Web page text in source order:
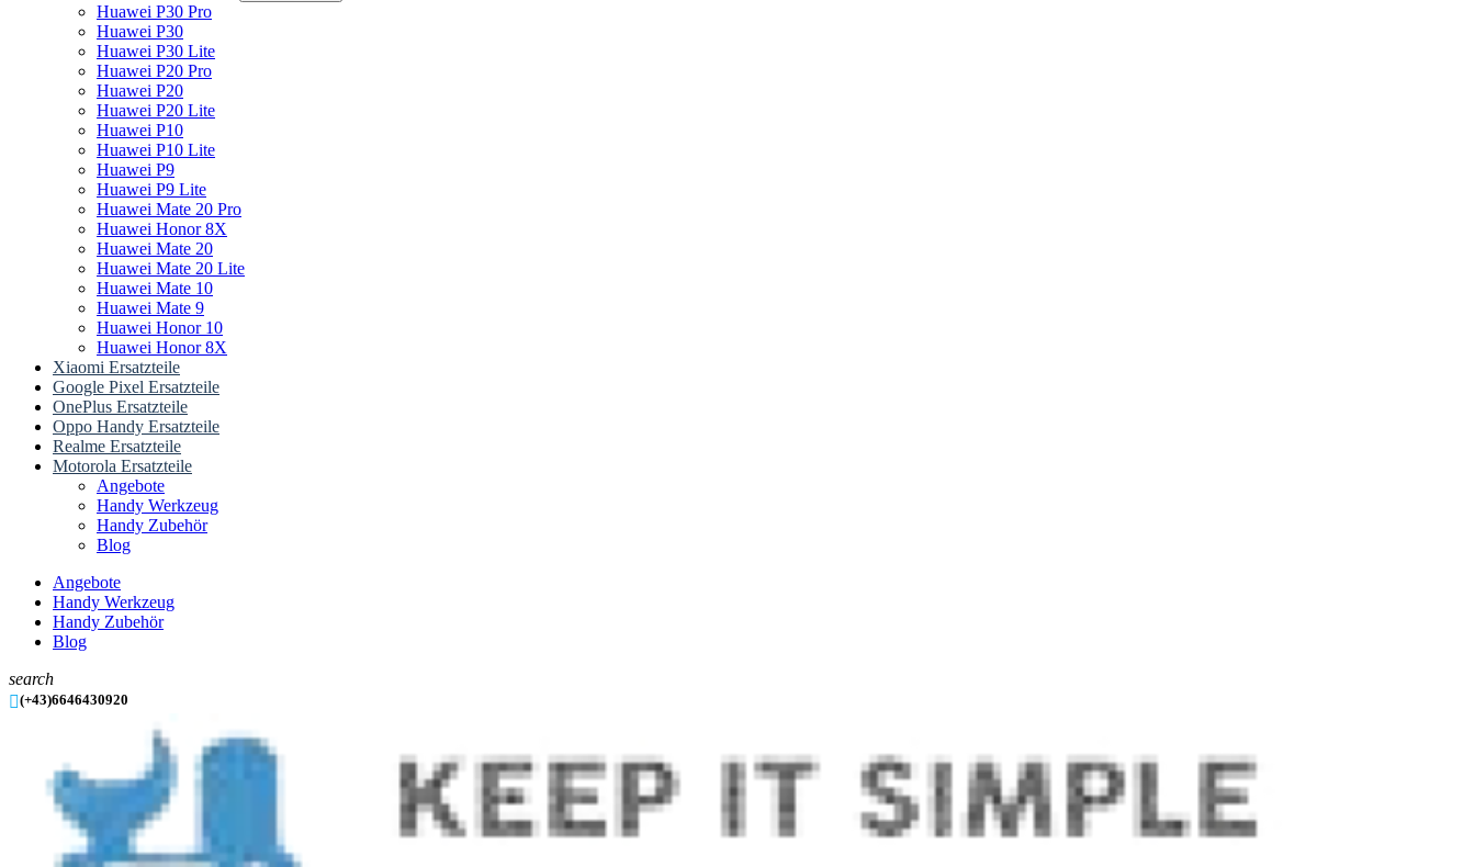
Huawei P30 Pro
Huawei P30
Huawei P30 Lite
Huawei P20 Pro
Huawei P20
Huawei P20 Lite
Huawei P10
Huawei P10 Lite
Huawei P9
Huawei P9 Lite
Huawei Mate 20 Pro
Huawei Honor 8X
Huawei Mate 20
Huawei Mate 20 Lite
Huawei Mate 10
Huawei Mate 9
Huawei Honor 10
Huawei Honor 8X
Xiaomi Ersatzteile
Google Pixel Ersatzteile
OnePlus Ersatzteile
Oppo Handy Ersatzteile
Realme Ersatzteile
Motorola Ersatzteile
Angebote
Handy Werkzeug
Handy Zubehör
Blog
Angebote
Handy Werkzeug
Handy Zubehör
Blog
search
(+43)6646430920